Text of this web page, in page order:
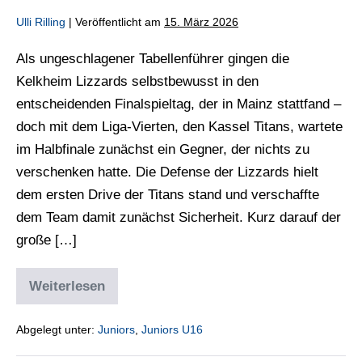
Ulli Rilling | Veröffentlicht am 15. März 2026
Als ungeschlagener Tabellenführer gingen die
Kelkheim Lizzards selbstbewusst in den
entscheidenden Finalspieltag, der in Mainz stattfand –
doch mit dem Liga-Vierten, den Kassel Titans, wartete
im Halbfinale zunächst ein Gegner, der nichts zu
verschenken hatte. Die Defense der Lizzards hielt
dem ersten Drive der Titans stand und verschaffte
dem Team damit zunächst Sicherheit. Kurz darauf der
große […]
Weiterlesen
Abgelegt unter: Juniors Juniors U16